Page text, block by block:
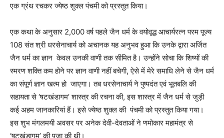
एक ग्रंथ रचकर ज्येष्ठ शुक्ल पंचमी को प्रस्तुत किया।
एक कथा के अनुसार 2,000 वर्ष पहले जैन धर्म के वयोवृद्ध आचार्यरत्न परम पूज्य
108 संत श्री धरसेनाचार्य को अचानक यह अनुभव हुआ कि उनके द्वारा अर्जित
जैन धर्म का ज्ञान केवल उनकी वाणी तक सीमित है। उन्होंने सोचा कि शिष्यों की
स्मरण शक्ति कम होने पर ज्ञान वाणी नहीं बचेगी, ऐसे में मेरे समाधि लेने से जैन धर्म
का संपूर्ण ज्ञान खत्म हो जाएगा। तब धरसेनाचार्य ने पुष्पदंत एवं भूतबलि की
सहायता से ‘षटखंडागम’ शास्त्र की रचना की, इस शास्त्र में जैन धर्म से जुड़ी
कई अहम जानकारियां हैं। इसे ज्येष्ठ शुक्ल की पंचमी को प्रस्तुत किया गया।
इस शुभ मंगलमयी अवसर पर अनेक देवी-देवताओं ने णमोकार महामंत्र से
‘षटखंडागम’ की पूजा की थी।